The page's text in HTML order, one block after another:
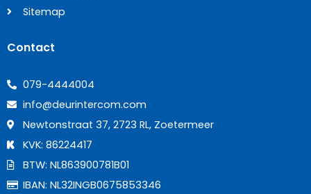
Sitemap
Contact
079-4444004
info@deurintercom.com
Newtonstraat 37, 2723 RL, Zoetermeer
KVK: 86224417
BTW: NL863900781B01
IBAN: NL32INGB0675853346